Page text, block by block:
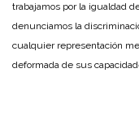
trabajamos por la igualdad
denunciamos la
cualquier representación
deformada de sus